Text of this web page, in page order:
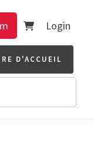
Login
D'ACCUEIL